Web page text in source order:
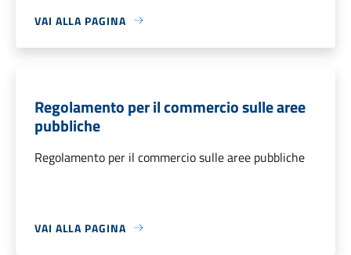
VAI ALLA PAGINA
Regolamento per il commercio sulle aree
pubbliche
Regolamento per il commercio sulle aree pubbliche
VAI ALLA PAGINA